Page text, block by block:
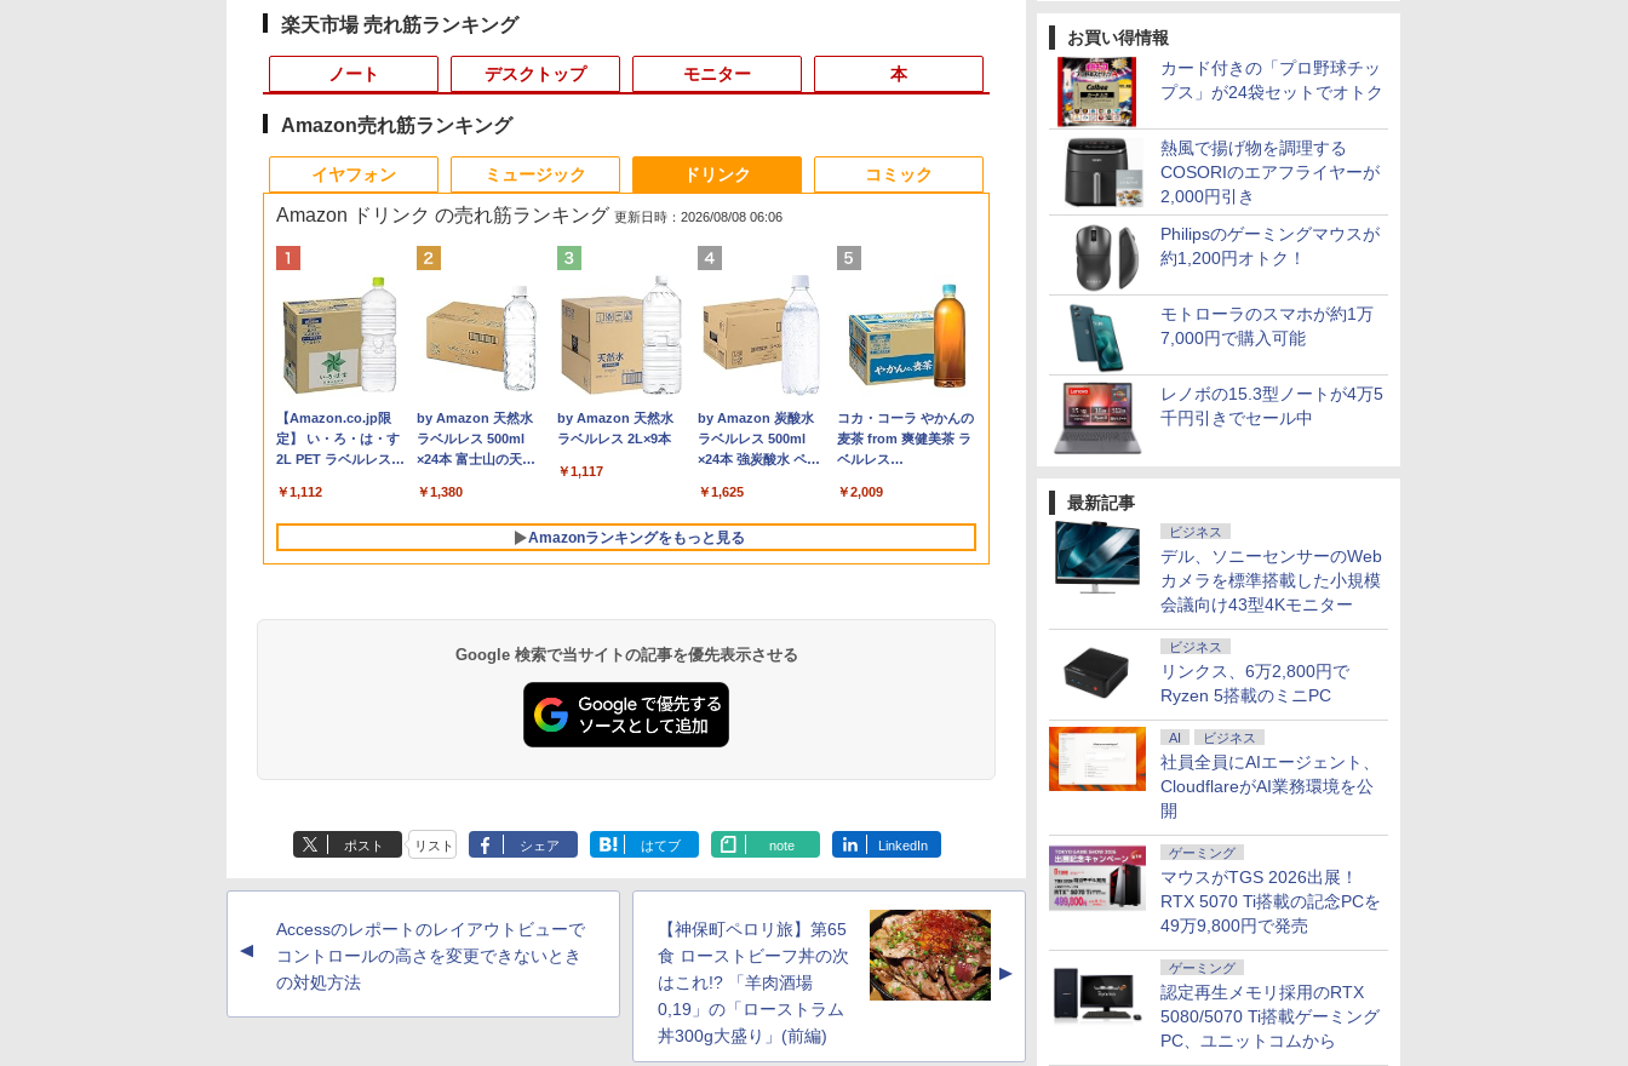
お買い得情報
カード付きの「プロ野球チッ
プス」が24袋セットでオトク
熱風で揚げ物を調理する
COSORIのエアフライヤーが
2,000円引き
Philipsのゲーミングマウスが
約1,200円オトク！
モトローラのスマホが約1万
7,000円で購入可能
レノボの15.3型ノートが4万5
千円引きでセール中
最新記事
ビジネス
デル、ソニーセンサーのWeb
カメラを標準搭載した小規模
会議向け43型4Kモニター
ビジネス
リンクス、6万2,800円で
Ryzen 5搭載のミニPC
AI ビジネス
社員全員にAIエージェント、
CloudflareがAI業務環境を公
開
ゲーミング
マウスがTGS 2026出展！
RTX 5070 Ti搭載の記念PCを
49万9,800円で発売
ゲーミング
認定再生メモリ採用のRTX
5080/5070 Ti搭載ゲーミング
PC、ユニットコムから
楽天市場 売れ筋ランキング
ノート
1
【新品】14インチワイド液晶 フルHD
ノートパソコン office付き Intel
Pentium GOLD 6500Y メモリ8GB
M.2 SATA SSD256GB USB3.0 HDMI
WEBカメラ Bluetooth 無線LAN
Windows11 JIS規格 日本語配列キーボ
ード ノートPC win11【NC14J】
2
本日超得 P5倍｜MS Office 2024 H&B
搭載｜中古 2in1 ノートパソコン
Windows11 Office付き｜HP Elite
Dragonfly 2in1｜Core i5 第8世代
8265U メモリ 8GB SSD 256GB 13.3型
FHD 1,920×1,080 タッチパネル WEB
カメラ LTE 対応｜中古 パソコン 2-in-
1 タブレットPC
中古ノートパソコン Panasonic Let's
note CF-LV9 14型FHD 第10世代Core
i7-10810U メモリ16GB／
SSD256GB・512GB・1TB選択可
Webカメラ USB Type-C Windows 11
WPS Office
【新品】14インチワイド液晶 フルHD
ノートパソコン office付き Intel
Pentium GOLD 6500Y メモリ8GB
M.2 SATA SSD256GB USB3.0 HDMI
WEBカメラ Bluetooth 無線LAN
Windows11 JIS規格 日本語配列キーボ
ード ノートPC win11【NC14J】
本日超得 P5倍｜MS Office 2024 H&B
搭載｜中古 2in1 ノートパソコン
Dragonfly 2in1｜Core i5 第8世代
8265U メモリ 8GB SSD 256GB 13.3型
FHD 1,920×1,080 タッチパネル WEB
￥49,800
デスクトップ
1
ポイント10倍 送料無料 中古パソコン
Windows 11 Pro 64bit 搭載 DELL
OptiPlex シリーズ（7010等） Core i7
第3世代 3770 3.4G/メモリ
8G/HDD500GB/DVD-ROM/激安セール
2
＼11日まで限定価格／ゲーミングPC
セット 新品 RTX5060 Ryzen7 5700X
メモリ16GB SSD500GB Windows11
デスクトップPC モニター付き 23.8型
IPS 100Hz 1年保証 高性能 配信 動画編
集 eスポーツ 初心者 一式 ゲーミング
パソコン デスクトップパソコン
LENOVO レノボ ThinkStation
PGX(30KL0005JP)
ポイント10倍 送料無料 中古パソコン
Windows 11 Pro 64bit 搭載 DELL
OptiPlex シリーズ（7010等） Core i7
第3世代 3770 3.4G/メモリ
8G/HDD500GB/DVD-ROM/激安セール
＼11日まで限定価格／ゲーミングPC
セット 新品 RTX5060 Ryzen7 5700X
デスクトップPC モニター付き 23.8型
IPS 100Hz 1年保証 高性能 配信 動画編
集 eスポーツ 初心者 一式 ゲーミング
￥181,070
モニター
1
中古品 | 24インチワイド液晶
モニター | 黒色系で品番は店
長におまかせ！枠部分はなる
べく細いのを選びます！
【VGAケーブル付属】【30
日保証】
2
＼本日限定500円値下げ／＼
楽天1位！2026年最新の超軽
量超薄型／モバイルモニター
15.6インチ フルHD 4K
144Hz タッチパネル バッテ
リー内蔵 無線接続 12モデル
選択 非光沢 IPSパネル Type-
C HDMI 軽量 薄型 リモート
ワーク ディスプレイ 持ち運
＼セール中6000円OFF／ グ
リーンハウス ゲーミングモ
ニター ディスプレイ ホワイ
ト 23.8型 165Hz フルHD
1920x1080 ノングレア ゲー
ミングディスプレイ モニタ
ー 液晶 VESA 壁掛け 144hz
PS5 Switch PR02 GH-
ELCG238B-WH
￥19,980
4
【2,000円クーポン＋P最大
31.5%還元！】ゲーミングモ
ニター 27インチモニター 液
晶ディスプレイ WQHD
(2560x1440) Fast IPS 200Hz
1ms(MPRT) 124%sRGB 低
ブルーライトフリッカーフリ
ーFreeSync & G-Sync対応
高輝度400cd/m² PS5対応
￥23,731
中古品 | 24インチワイド液晶
モニター | 黒色系で品番は店
長におまかせ！枠部分はなる
べく細いのを選びます！
【VGAケーブル付属】【30
2
＼本日限定500円値下げ／＼
楽天1位！2026年最新の超軽
15.6インチ フルHD 4K
144Hz タッチパネル バッテ
リー内蔵 無線接続 12モデル
￥12,480
3
＼セール中6000円OFF／ グ
ト 23.8型 165Hz フルHD
￥19,980
本
1
妹は知っている（8）
【電子限定特典つき】
【電子書籍】[ 雁木万
里 ]
2
信じていた仲間達にダ
ンジョン奥地で殺され
かけたがギフト『無限
ガチャ』でレベル9999
の仲間達を手に入れて
元パーティーメンバー
と世界に復讐＆『ざま
ぁ！』します！【電子
書籍】
3
バムとケロのデイブッ
ク Bam and Kero
Day Book [ 島田ゆか ]
￥4,950
転生したら第七王子だ
ったので、気ままに魔
術を極めます（24）
【電子書籍】[ 石沢庸
5
タッチペンで音が聞け
る！はじめてずかん
1000 英語つき [ 小学館
プログラミングのため
の数学大全 [ Ronald T.
みんなの日本語 初級2
第3版 本冊 [ スリーエ
￥2,750
8
杖と剣のウィストリア
（16） 【電子書籍】[
￥594
Amazon売れ筋ランキング
イヤフォン
Anker Soundcore
P40i オフホワイト
Anker Soundcore
P31i ブラック
￥5,990
Anker Soundcore
Liberty 5 ミッドナイ
【2026年アップグレ
ード版】AOKIMI ワ
イヤレスイヤホン
V12 小型軽量 ブルー
トゥースHi-Fi 最大
36時間再生 ぶるーと
ゅーす コードレス
グ Type-C充電 マイ
ク付き 防水 タッチ式
音量調整 スポーツ/通
勤/通学/WEB会議(ホ
ワイト)
￥1,964
Xiaomi シャオミ
REDMI Buds 8 Lite ワ
イヤレスイヤホン
キャンセリング ANC
36時間再生
￥3,480
ミュージック
BRUCE WAYNE feat.
Flo Milli, ATL Jacob
[Explicit]
￥250
BRUCE WAYNE feat.
Flo Milli, ATL Jacob
[Explicit]
￥250
On My Road
(Stadium ver.)
￥250
On My Road
(Stadium ver.)
￥250
BUGS LIFE
￥250
ドリンク
Amazon ドリンク の売れ筋ランキング 更新日時：2026/08/08 06:06
【Amazon.co.jp限
定】 い・ろ・は・す
2L PET ラベルレス
￥1,112
by Amazon 天然水
ラベルレス 500ml
×24本 富士山の天然
ミネラルウォーター
ペットボトル 静岡県
産 500ミリリットル
(Smart Basic)
￥1,380
by Amazon 天然水
ラベルレス 2L×9本
￥1,117
by Amazon 炭酸水
ラベルレス 500ml
×24本 強炭酸水 ペッ
ットル (Smart
Basic)
￥1,625
コカ・コーラ やかんの
麦茶 from 爽健美茶 ラ
ベルレス
￥2,009
Amazonランキングをもっと見る
コミック
ガンガンコミックス)
￥770
クス・エース)
￥832
ックスDIGITAL)
￥594
ンプコミックス
DIGITAL)
￥572
版ビッグガンガンコミ
ックス)
￥810
Google 検索で当サイトの記事を優先表示させる
ポスト リスト シェア はてブ note LinkedIn
▲
Accessのレポートのレイアウトビューで
コントロールの高さを変更できないとき
の対処方法
【神保町ペロリ旅】第65
食 ローストビーフ丼の次
はこれ!? 「羊肉酒場
0,19」の「ローストラム
丼300g大盛り」(前編)
▲